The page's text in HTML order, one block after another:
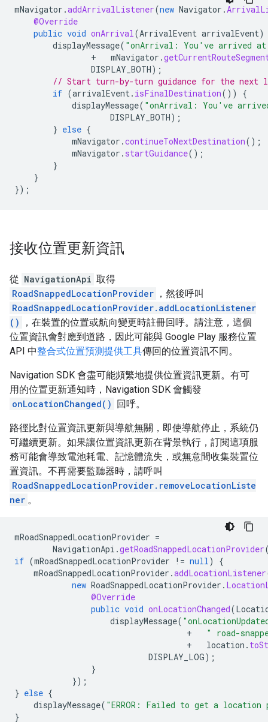
mNavigator .addArrivalListener(new Navigator .
@Override
public void onArrival(ArrivalEvent arrivalEvent)
displayMessage( "onArrival: You've arrived
+
mNavigator .
DISPLAY_BOTH);
// Start turn-by-turn guidance for the next
if (arrivalEvent. isFinalDestination())
{
displayMessage( "onArrival: You've
DISPLAY_BOTH);
} else {
mNavigator .continueToNextDestination();
mNavigator . startGuidance();
}
}
});
接收位置更新資訊
從 NavigationApi 取得
RoadSnappedLocationProvider ，然後呼叫
RoadSnappedLocationProvider.addLocationListener
()
，在裝置的位置或航向變更時註冊回呼。請注意，這個
位置資訊會對應到道路，因此可能與 Google Play 服務位置
API 中整合式位置預測提供工具傳回的位置資訊不同。
Navigation SDK 會盡可能頻繁地提供位置資訊更新。有可
用的位置更新通知時，Navigation SDK 會觸發
onLocationChanged() 回呼。
路徑比對位置資訊更新與導航無關，即使導航停止，系統仍
可繼續更新。如果讓位置資訊更新在背景執行，訂閱這項服
務可能會導致電池耗電、記憶體流失，或無意間收集裝置位
置資訊。不再需要監聽器時，請呼叫
RoadSnappedLocationProvider.removeLocationListe
ner 。
mRoadSnappedLocationProvider =
NavigationApi .getRoadSnappedLocationProvider
if (mRoadSnappedLocationProvider != null)
{
mRoadSnappedLocationProvider .addLocationListener
new RoadSnappedLocationProvider .
@Override
public void onLocationChanged(
displayMessage(
+
" road-
+
location .
DISPLAY_LOG);
}
});
} else {
displayMessage( "ERROR: Failed to get a location
}